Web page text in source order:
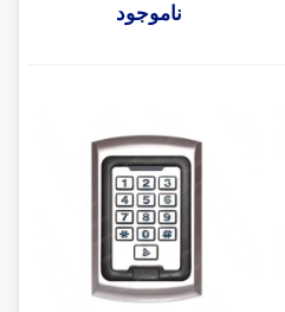
ناموجود